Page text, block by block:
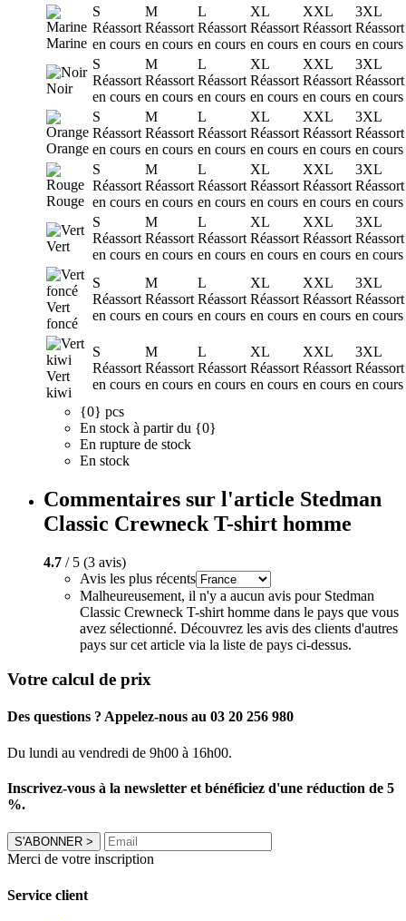
Marine
S
Réassort
en cours
M
Réassort
en cours
L
Réassort
en cours
XL
Réassort
en cours
XXL
Réassort
en cours
3XL
Réassort
en cours
Noir
S
Réassort
en cours
M
Réassort
en cours
L
Réassort
en cours
XL
Réassort
en cours
XXL
Réassort
en cours
3XL
Réassort
en cours
Orange
S
Réassort
en cours
M
Réassort
en cours
L
Réassort
en cours
XL
Réassort
en cours
XXL
Réassort
en cours
3XL
Réassort
en cours
Rouge
S
Réassort
en cours
M
Réassort
en cours
L
Réassort
en cours
XL
Réassort
en cours
XXL
Réassort
en cours
3XL
Réassort
en cours
Vert
S
Réassort
en cours
M
Réassort
en cours
L
Réassort
en cours
XL
Réassort
en cours
XXL
Réassort
en cours
3XL
Réassort
en cours
Vert
foncé
S
Réassort
en cours
M
Réassort
en cours
L
Réassort
en cours
XL
Réassort
en cours
XXL
Réassort
en cours
3XL
Réassort
en cours
Vert
kiwi
S
Réassort
en cours
M
Réassort
en cours
L
Réassort
en cours
XL
Réassort
en cours
XXL
Réassort
en cours
3XL
Réassort
en cours
{0} pcs
En stock à partir du {0}
En rupture de stock
En stock
Commentaires sur l'article Stedman
Classic Crewneck T-shirt homme
4.7 / 5 (3 avis)
Avis les plus récents
Malheureusement, il n'y a aucun avis pour Stedman
Classic Crewneck T-shirt homme dans le pays que vous
avez sélectionné. Découvrez les avis des clients d'autres
pays sur cet article via la liste de pays ci-dessus.
Votre calcul de prix
Des questions ? Appelez-nous au 03 20 256 980
Du lundi au vendredi de 9h00 à 16h00.
Inscrivez-vous à la newsletter et bénéficiez d'une réduction de 5
%.
S'ABONNER >
Merci de votre inscription
Service client